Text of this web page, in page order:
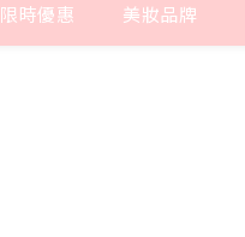
限時優惠 美妝品牌